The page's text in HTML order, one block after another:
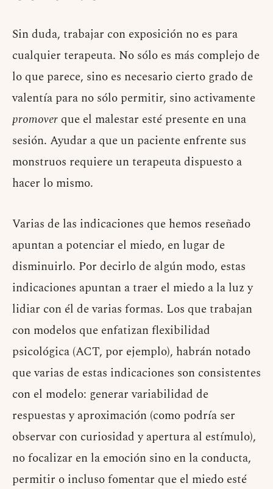
Sin duda, trabajar con exposición no es para
cualquier terapeuta. No sólo es más complejo de
lo que parece, sino es necesario cierto grado de
valentía para no sólo permitir, sino activamente
promover que el malestar esté presente en una
sesión. Ayudar a que un paciente enfrente sus
monstruos requiere un terapeuta dispuesto a
hacer lo mismo.
Varias de las indicaciones que hemos reseñado
apuntan a potenciar el miedo, en lugar de
disminuirlo. Por decirlo de algún modo, estas
indicaciones apuntan a traer el miedo a la luz y
lidiar con él de varias formas. Los que trabajan
con modelos que enfatizan flexibilidad
psicológica (ACT, por ejemplo), habrán notado
que varias de estas indicaciones son consistentes
con el modelo: generar variabilidad de
respuestas y aproximación (como podría ser
observar con curiosidad y apertura al estímulo),
no focalizar en la emoción sino en la conducta,
permitir o incluso fomentar que el miedo esté